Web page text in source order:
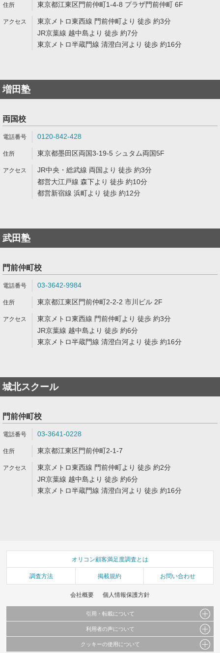
東京都江東区門前仲町1-4-8 プラザ門前仲町 6F
東京メトロ東西線 門前仲町より 徒歩 約3分
JR京葉線 越中島より 徒歩 約7分
東京メトロ半蔵門線 清澄白河より 徒歩 約16分
増田塾
両国校
0120-842-428
東京都墨田区両国3-19-5 シュタム両国5F
JR中央・総武線 両国より 徒歩 約3分
都営大江戸線 森下より 徒歩 約10分
都営新宿線 浜町より 徒歩 約12分
武田塾
門前仲町校
03-3642-9984
東京都江東区門前仲町2-2-2 市川ビル 2F
東京メトロ東西線 門前仲町より 徒歩 約3分
JR京葉線 越中島より 徒歩 約6分
東京メトロ半蔵門線 清澄白河より 徒歩 約16分
城北スクール
門前仲町校
03-3641-0228
東京都江東区門前仲町2-1-7
東京メトロ東西線 門前仲町より 徒歩 約2分
JR京葉線 越中島より 徒歩 約6分
東京メトロ半蔵門線 清澄白河より 徒歩 約16分
オリコン顧客満足度調査とは
調査方法 掲載規約 お問い合わせ
会社概要 個人情報保護方針
引用・転載について
当サイトで公開されている情報（文字、写真、イラスト、画像データ等）及びこれらの配
これらの情報を権利者の許可なく無断転載・複製などの二次利用を行うことは固く禁じて
利用者の声について
当サイトに掲載している内容はすべてサービスの利用者が提出された見解・感想です。
クッキーの使用について